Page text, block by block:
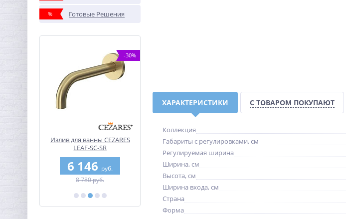
% Готовые Решения
-30%
Излив для ванны CEZARES
LEAF-SC-SR
6 146 руб.
8 780 руб.
Верхний душ CEZARES CZR-
H-SP21-03
9 028руб.
22 570 руб.
Душевая шторка на ванну
CEZARES RELAX-V-4-100/140-
C-Bi
15 750руб.
17 500 руб.
ХАРАКТЕРИСТИКИ С ТОВАРОМ ПОКУПАЮТ
Коллекция
Габариты с регулировками, см
Регулируемая ширина
Ширина, см
Высота, см
Ширина входа, см
Страна
Форма